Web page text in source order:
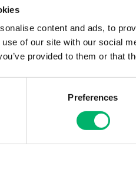
content and ads, to
of our site with our social
provided to them or that
Preferences